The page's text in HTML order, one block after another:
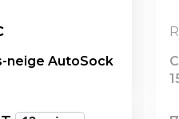
neige AutoSock